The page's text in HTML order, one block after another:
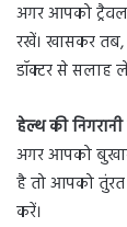
अगर आपको
रखें। खासकर
डॉक्टर से सलाह
हेल्‍थ की
अगर आपको
है तो आपको
करें।